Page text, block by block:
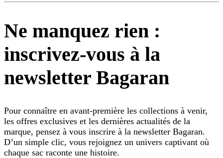
Ne manquez rien :
inscrivez-vous à la
newsletter Bagaran
Pour connaître en avant-première les collections à venir,
les offres exclusives et les dernières actualités de la
marque, pensez à vous inscrire à la newsletter Bagaran.
D’un simple clic, vous rejoignez un univers captivant où
chaque sac raconte une histoire.